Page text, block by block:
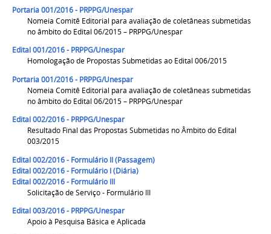
Portaria 001/2016 - PRPPG/Unespar
Nomeia Comitê Editorial para avaliação de coletâneas submetidas
no âmbito do Edital 06/2015 – PRPPG/Unespar
Edital 001/2016 - PRPPG/Unespar
Homologação de Propostas Submetidas ao Edital 006/2015
Portaria 001/2016 - PRPPG/Unespar
Nomeia Comitê Editorial para avaliação de coletâneas submetidas
no âmbito do Edital 06/2015 – PRPPG/Unespar
Edital 002/2016 - PRPPG/Unespar
Resultado Final das Propostas Submetidas no Âmbito do Edital
003/2015
Edital 002/2016 - Formulário II (Passagem)
Edital 002/2016 - Formulário I (Diária)
Edital 002/2016 - Formulário III
Solicitação de Serviço - Formulário III
Edital 003/2016 - PRPPG/Unespar
Apoio à Pesquisa Básica e Aplicada